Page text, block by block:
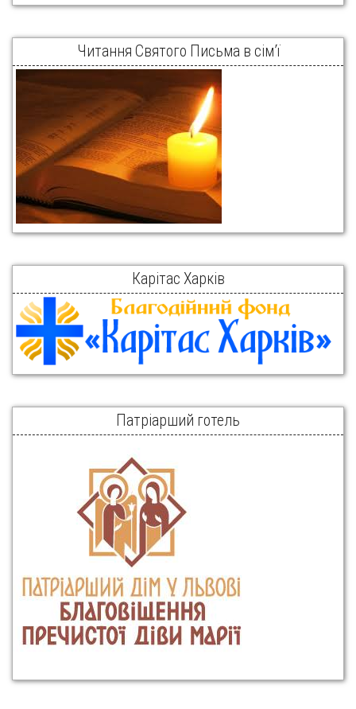
Читання Святого Письма в сім’ї
Карітас Харків
Патріарший готель